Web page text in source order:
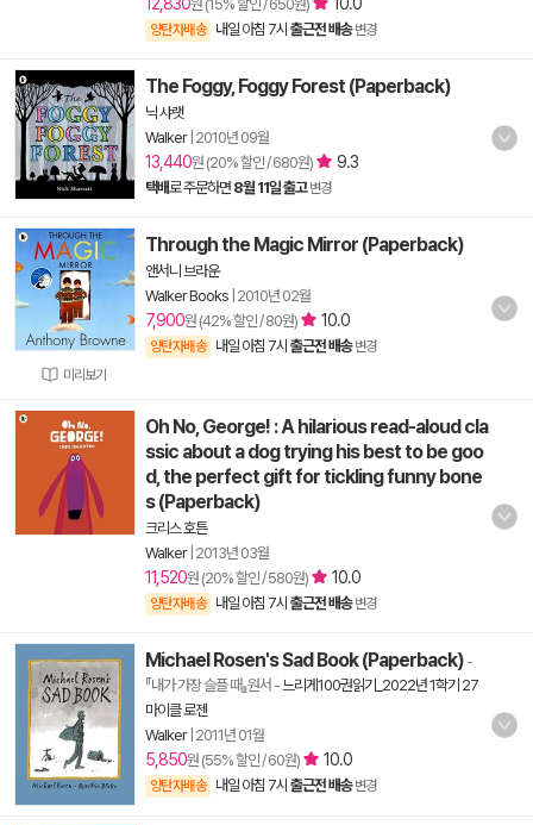
원 (15% 할인 / 650원)
양탄자배송 내일 아침 7시 출근전 배송 변경
The Foggy, Foggy Forest (Paperback)
닉 샤랫
Walker| 2010년 09월
13,440원 (20% 할인 / 680원) 9.3
택배로 주문하면 8월 11일 출고 변경
미리보기
Through the Magic Mirror (Paperback)
앤서니 브라운
Walker Books 2010년 02월
7,900원 (42% 할인 / 80원) 10.0
양탄자배송 내일 아침 7시 출근전 배송 변경
Oh No, George! : A hilarious read-aloud cla
ssic about a dog trying his best to be goo
d, the perfect gift for tickling funny bone
s (Paperback)
크리스 호튼
Walker| 2013년 03월
11,520원 (20% 할인 / 580원) 10.0
양탄자배송 내일 아침 7시 출근전 배송 변경
Michael Rosen's Sad Book (Paperback) -
『내가 가장 슬플 때』원서 -느리게100권읽기_2022년 1학기 27
마이클 로젠
Walker| 2011년 01월
5,850원 (55% 할인 / 60원) 10.0
양탄자배송 내일 아침 7시 출근전 배송 변경